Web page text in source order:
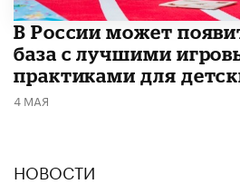
В России может
база с лучшими
практиками для
4 МАЯ
НОВОСТИ